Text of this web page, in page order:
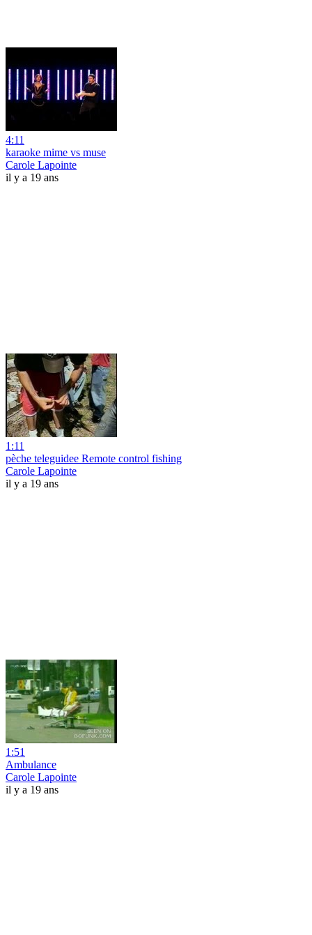
4:11
karaoke mime vs muse
Carole Lapointe
il y a 19 ans
1:11
pèche teleguidee Remote control fishing
Carole Lapointe
il y a 19 ans
1:51
Ambulance
Carole Lapointe
il y a 19 ans